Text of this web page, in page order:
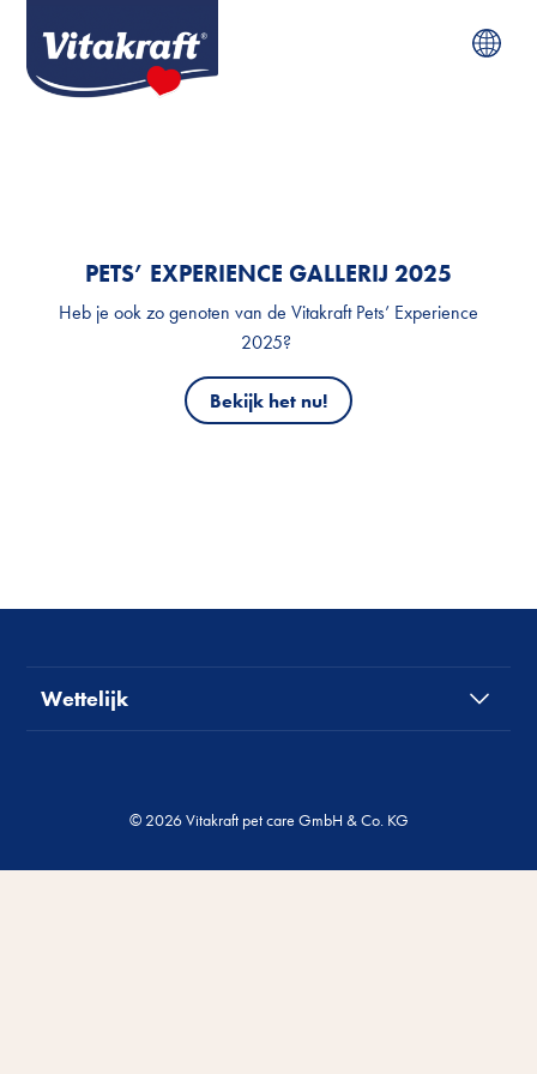
PETS’ EXPERIENCE GALLERIJ 2025
Heb je ook zo genoten van de Vitakraft Pets’ Experience
2025?
Bekijk het nu!
Wettelijk
© 2026 Vitakraft pet care GmbH & Co. KG